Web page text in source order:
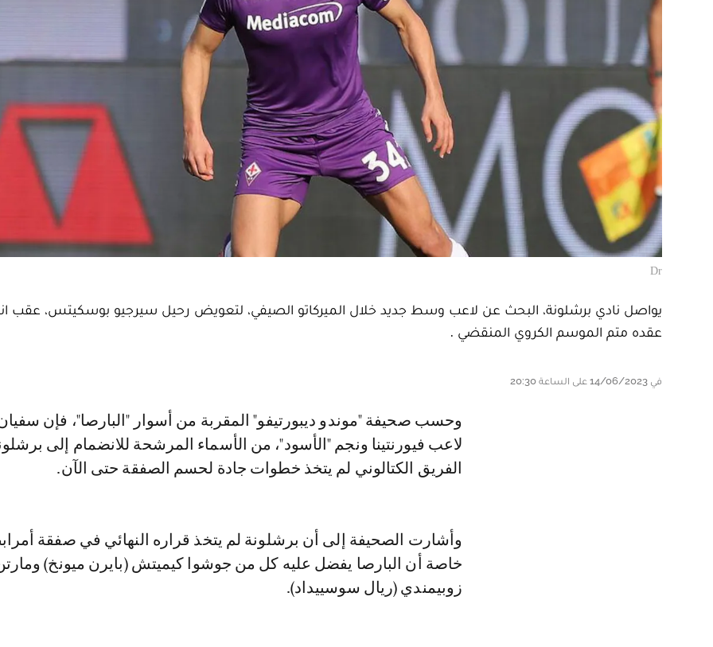
Dr
يواصل نادي برشلونة، البحث عن لاعب وسط جديد خلال الميركاتو الصيفي، لتعويض رحيل سيرجيو بوسكيتس، عقب
عقده متم الموسم الكروي المنقضي .
في 14/06/2023 على الساعة 20:30
و حسب صحيفة "موندو ديبورتيفو" المقربة من أسوار "البارصا"، فإن سفيان أمرابط
لاعب فيورنتينا ونجم "الأسود"، من الأسماء المرشحة للانضمام إلى
الفريق الكتالوني لم يتخذ خطوات جادة لحسم الصفقة حتى الآن.
وأشارت الصحيفة إلى أن برشلونة لم يتخذ قراره النهائي في صفقة
خاصة أن البارصا يفضل عليه كل من جوشوا كيميتش (بايرن ميونخ)
زوبيمندي (ريال سوسييداد).